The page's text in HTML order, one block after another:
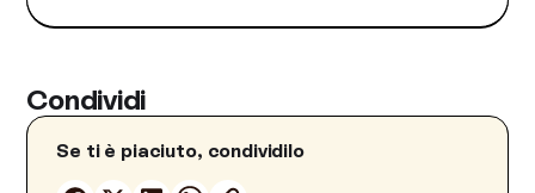
Condividi
Se ti è piaciuto, condividilo